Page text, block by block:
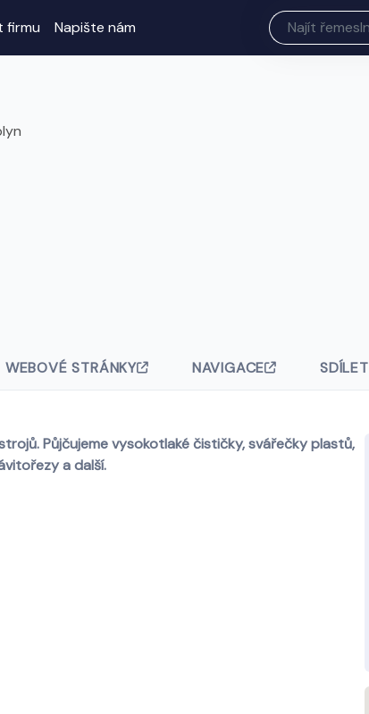
firmu Napište nám
WEBOVÉ STRÁNKY NAVIGACE SDÍLET
Půjčujeme vysokotlaké čističky, svářečky plastů,
a další.